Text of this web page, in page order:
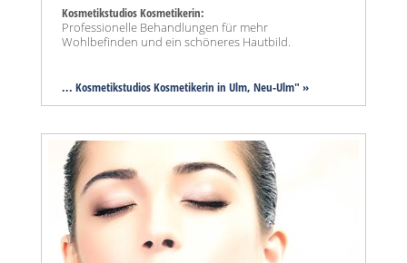
Kosmetikstudios Kosmetikerin:
Professionelle Behandlungen für mehr
Wohlbefinden und ein schöneres Hautbild.
... Kosmetikstudios Kosmetikerin in Ulm, Neu-Ulm" »